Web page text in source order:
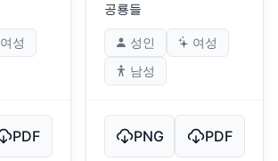
여성
PDF
공룡들
성인
여성
남성
PNG PDF